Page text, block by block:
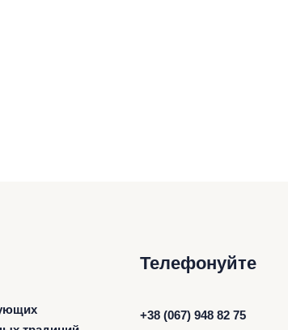
Телефонуйте
+38 (067) 948 82 75